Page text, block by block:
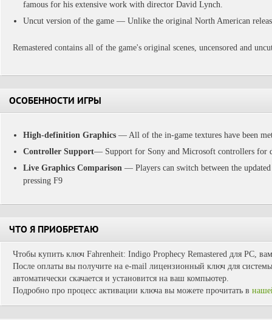
famous for his extensive work with director David Lynch.
Uncut version of the game — Unlike the original North American
Remastered contains all of the game's original scenes, uncensored and
ОСОБЕННОСТИ ИГРЫ
High-definition Graphics — All of the in-game textures have been
Controller Support— Support for Sony and Microsoft controllers for
Live Graphics Comparison — Players can switch between the
pressing F9
ЧТО Я ПРИОБРЕТАЮ
Чтобы купить ключ Fahrenheit: Indigo Prophecy Remastered для PC,
После оплаты вы получите на e-mail лицензионный ключ для
автоматически скачается и установится на ваш компьютер.
Подробно про процесс активации ключа вы можете прочитать в